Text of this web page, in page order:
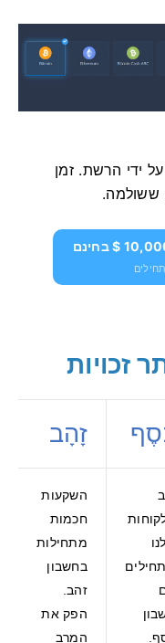
ידי הרשת. זמן
ששולמה.
זכויות
זָהָב
השקעות
חכמות
מתחילות
בחשבון
זהב.
הפק את
המרב